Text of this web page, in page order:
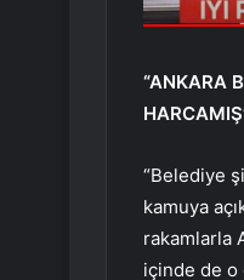
“ANKARA
“Belediye
kamuya
rakamlarla
içinde de o